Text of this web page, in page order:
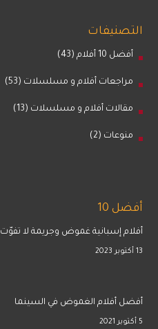
التصنيفات
أفضل 10 أفلام (43)
مراجعات أفلام و مسلسلات (53)
مقالات أفلام و مسلسلات (13)
منوعات (2)
أفضل 10
أفلام إسبانية غموض وجريمة لا تفوّت
13 أكتوبر 2023
أفضل أفلام الغموض في السينما
5 أكتوبر 2021